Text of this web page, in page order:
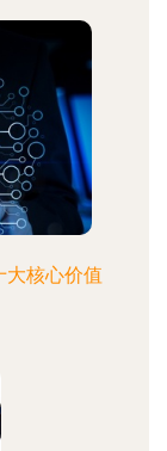
大核心价值